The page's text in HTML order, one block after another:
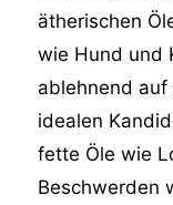
ätherischen
wie Hund und
ablehnend
idealen
fette Öle wie
Beschwerden